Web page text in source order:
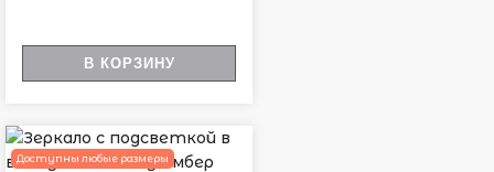
В КОРЗИНУ
Доступны любые размеры